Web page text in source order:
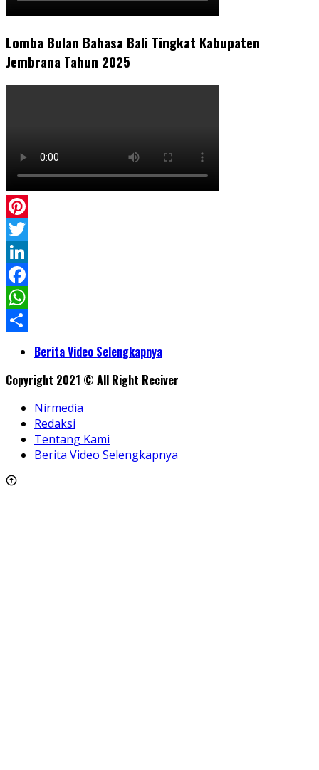
Lomba Bulan Bahasa Bali Tingkat Kabupaten
Jembrana Tahun 2025
Pinterest
Twitter
LinkedIn
Facebook
WhatsApp
ShareBerita Video Selengkapnya
Copyright 2021 © All Right Reciver
Nirmedia
Redaksi
Tentang Kami
Berita Video Selengkapnya